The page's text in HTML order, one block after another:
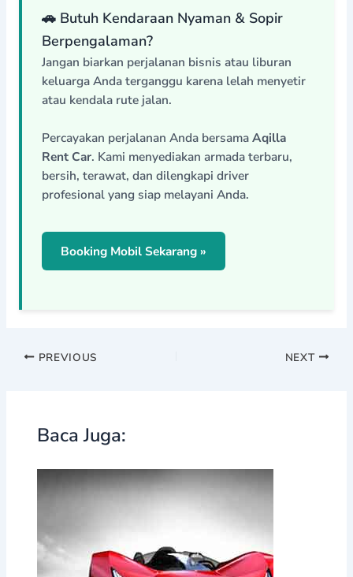
🚗 Butuh Kendaraan Nyaman & Sopir
Berpengalaman?
Jangan biarkan perjalanan bisnis atau liburan
keluarga Anda terganggu karena lelah menyetir
atau kendala rute jalan.
Percayakan perjalanan Anda bersamaAqilla
Rent Car. Kami menyediakan armada terbaru,
bersih, terawat, dan dilengkapi driver
profesional yang siap melayani Anda.
Booking Mobil Sekarang »
PREVIOUS NEXT
Baca Juga: